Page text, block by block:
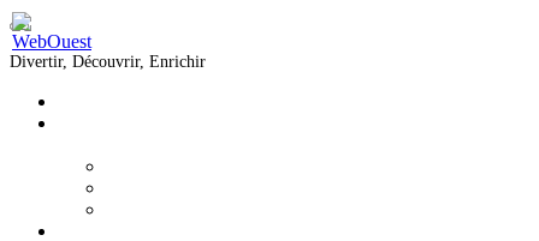
Divertir, Découvrir, Enrichir